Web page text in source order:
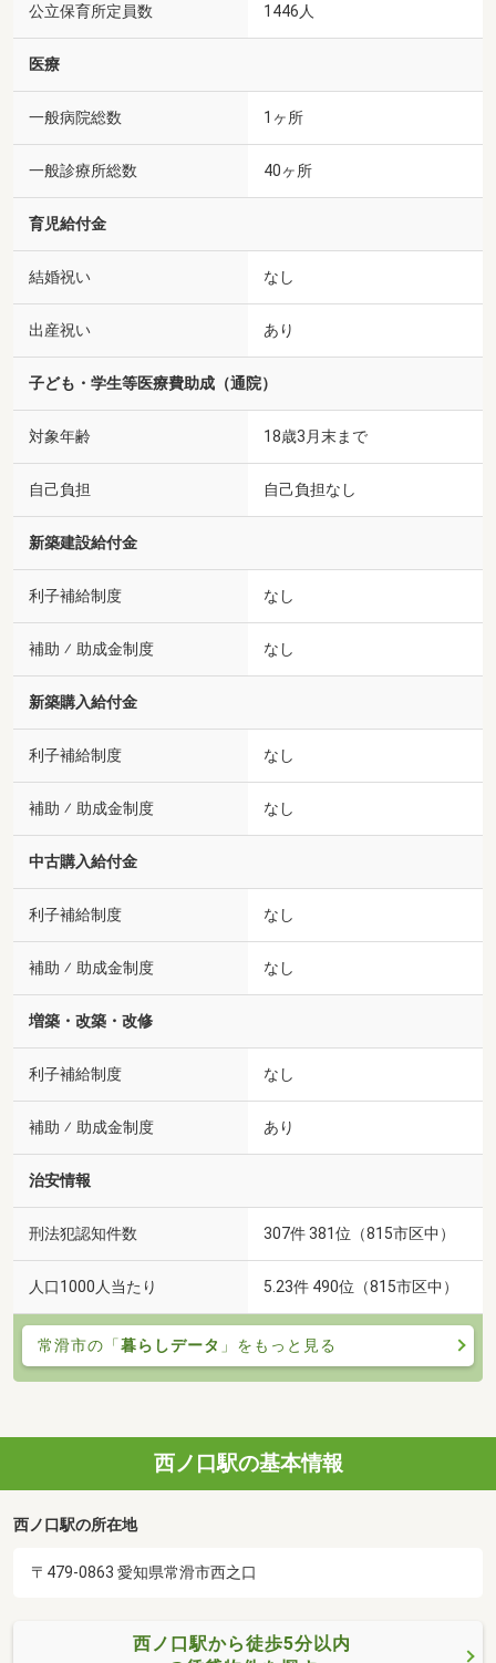
公立保育所定員数 1446人
医療
一般病院総数 1ヶ所
一般診療所総数 40ヶ所
育児給付金
結婚祝い なし
出産祝い あり
子ども・学生等医療費助成（通院）
対象年齢 18歳3月末まで
自己負担 自己負担なし
新築建設給付金
利子補給制度 なし
補助 ⁄ 助成金制度 なし
新築購入給付金
利子補給制度 なし
補助 ⁄ 助成金制度 なし
中古購入給付金
利子補給制度 なし
補助 ⁄ 助成金制度 なし
増築・改築・改修
利子補給制度 なし
補助 ⁄ 助成金制度 あり
治安情報
刑法犯認知件数 307件 381位（815市区中）
人口1000人当たり 5.23件 490位（815市区中）
常滑市の「暮らしデータ 」をもっと見る
西ノ口駅の基本情報
西ノ口駅の所在地
〒479-0863 愛知県常滑市西之口
西ノ口駅から徒歩5分以内